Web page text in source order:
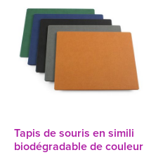
Tapis de souris en simili
biodégradable de couleur